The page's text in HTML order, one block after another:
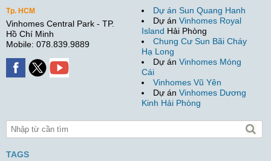
Tp. HCM
Vinhomes Central Park - TP.
Hồ Chí Minh
Mobile: 078.839.9889
Dự án Sun Quang Hanh
Dự án Vinhomes Royal
Island Hải Phòng
Chung Cư Sun Bãi Cháy
Hạ Long
Dự án Vinhomes Móng
Cái
Vinhomes Vũ Yên
Dự án Vinhomes Dương
Kinh Hải Phòng
TAGS